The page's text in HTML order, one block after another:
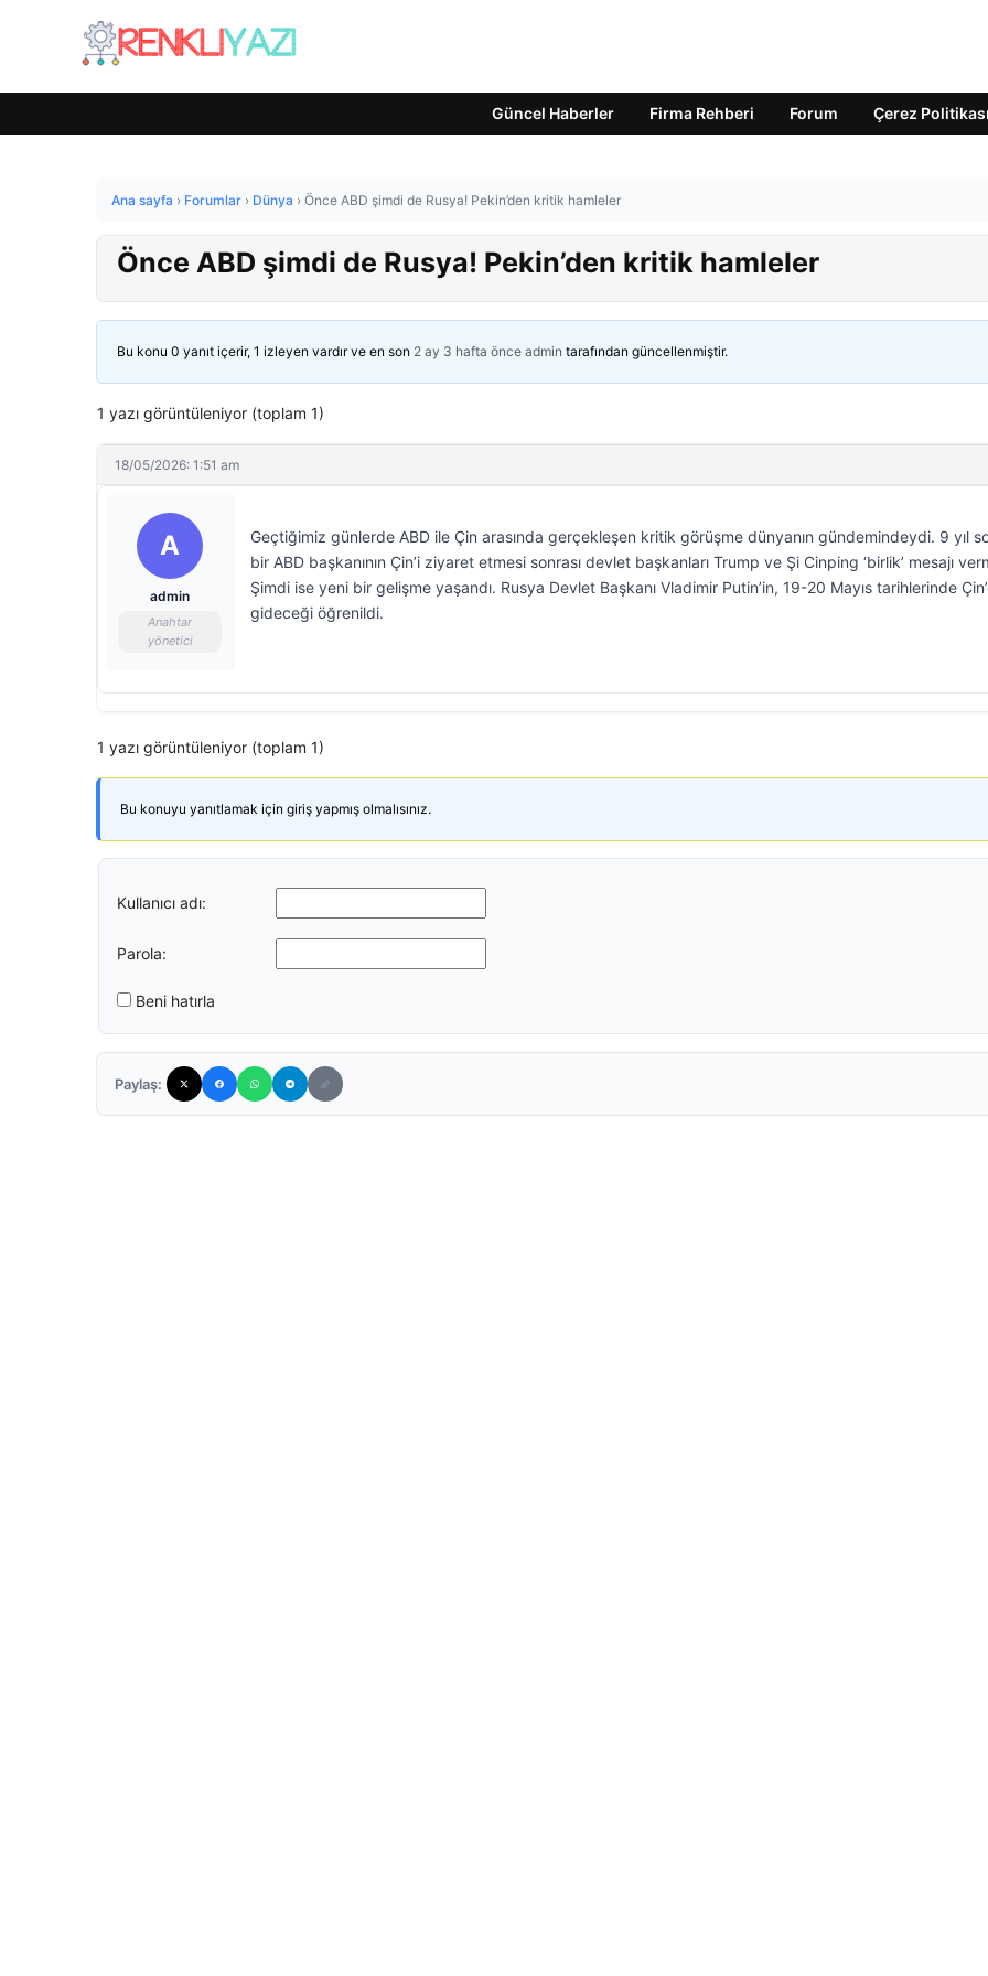
Güncel Haberler Firma Rehberi Forum Çerez Politikası
Ana sayfa › Forumlar › Dünya › Önce ABD şimdi de Rusya! Pekin’den kritik hamleler
Önce ABD şimdi de Rusya! Pekin’den kritik hamleler
Bu konu 0 yanıt içerir, 1 izleyen vardır ve en son 2 ay 3 hafta önce admin tarafından güncellenmiştir.
1 yazı görüntüleniyor (toplam 1)
18/05/2026: 1:51 am
A
admin
Anahtar
yönetici
Geçtiğimiz günlerde ABD ile Çin arasında gerçekleşen kritik görüşme dünyanın gündemindeydi. 9 yıl
bir ABD başkanının Çin’i ziyaret etmesi sonrası devlet başkanları Trump ve Şi Cinping ‘birlik’ mesajı
Şimdi ise yeni bir gelişme yaşandı. Rusya Devlet Başkanı Vladimir Putin’in, 19-20 Mayıs tarihlerinde
gideceği öğrenildi.
1 yazı görüntüleniyor (toplam 1)
Bu konuyu yanıtlamak için giriş yapmış olmalısınız.
Kullanıcı adı:
Parola:
Beni hatırla
Paylaş: